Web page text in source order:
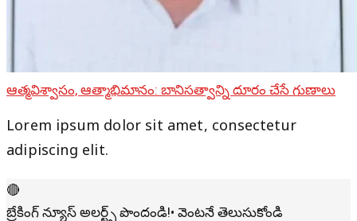
ఆత్మవిశ్వాసం, ఆత్మాభిమానం: బానిసత్వాన్ని దూరం చేసే గుణాలు
Lorem ipsum dolor sit amet, consectetur
adipiscing elit.
🔴
బ్రేకింగ్ న్యూస్ అలర్ట్స్ పొందండి!• వెంటనే తెలుసుకోండి